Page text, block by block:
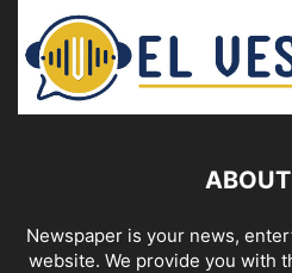
Newspaper is your news,
website. We provide you with